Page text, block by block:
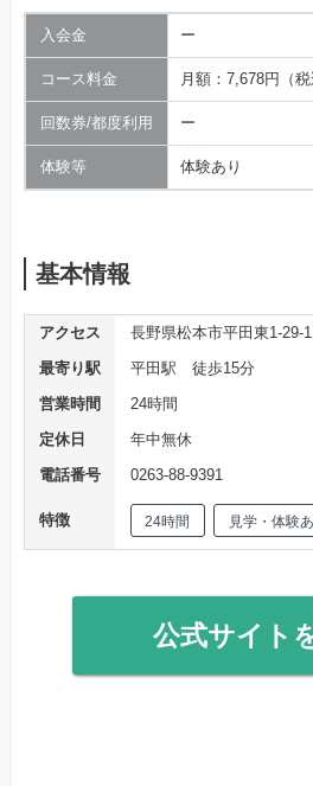
入会金 ー
コース料金 月額：7,678円（税
回数券/都度利用 ー
体験等 体験あり
基本情報
アクセス
長野県松本市平田東1-29-
最寄り駅
平田駅 徒歩15分
営業時間
24時間
定休日
年中無休
電話番号
0263-88-9391
特徴 24時間 見学・体験
公式サイト